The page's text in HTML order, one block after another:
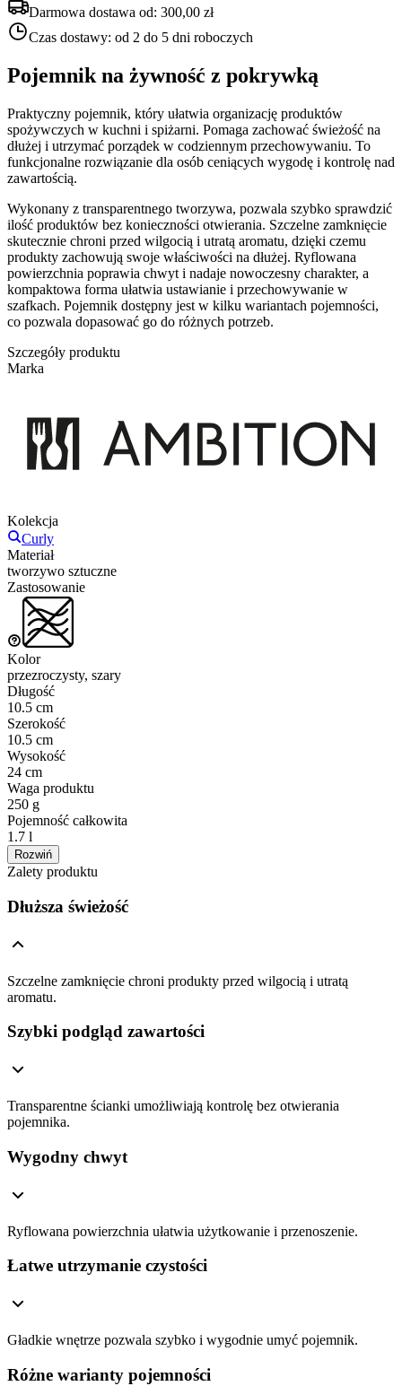
Darmowa dostawa od: 300,00 zł
Czas dostawy: od 2 do 5 dni roboczych
Pojemnik na żywność z pokrywką
Praktyczny pojemnik, który ułatwia organizację produktów
spożywczych w kuchni i spiżarni. Pomaga zachować świeżość na
dłużej i utrzymać porządek w codziennym przechowywaniu. To
funkcjonalne rozwiązanie dla osób ceniących wygodę i kontrolę nad
zawartością.
Wykonany z transparentnego tworzywa, pozwala szybko sprawdzić
ilość produktów bez konieczności otwierania. Szczelne zamknięcie
skutecznie chroni przed wilgocią i utratą aromatu, dzięki czemu
produkty zachowują swoje właściwości na dłużej. Ryflowana
powierzchnia poprawia chwyt i nadaje nowoczesny charakter, a
kompaktowa forma ułatwia ustawianie i przechowywanie w
szafkach. Pojemnik dostępny jest w kilku wariantach pojemności,
co pozwala dopasować go do różnych potrzeb.
Szczegóły produktu
Marka
Kolekcja
Curly
Materiał
tworzywo sztuczne
Zastosowanie
Kolor
przezroczysty, szary
Długość
10.5 cm
Szerokość
10.5 cm
Wysokość
24 cm
Waga produktu
250 g
Pojemność całkowita
1.7 l
Rozwiń
Zalety produktu
Dłuższa świeżość
Szczelne zamknięcie chroni produkty przed wilgocią i utratą
aromatu.
Szybki podgląd zawartości
Transparentne ścianki umożliwiają kontrolę bez otwierania
pojemnika.
Wygodny chwyt
Ryflowana powierzchnia ułatwia użytkowanie i przenoszenie.
Łatwe utrzymanie czystości
Gładkie wnętrze pozwala szybko i wygodnie umyć pojemnik.
Różne warianty pojemności